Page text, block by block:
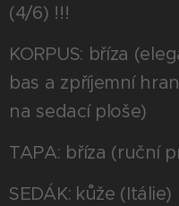
(4/6) !!!
KORPUS: bříza
bas a zpříjemní
na sedací ploše)
TAPA: bříza (ruční
SEDÁK: kůže (Itálie)